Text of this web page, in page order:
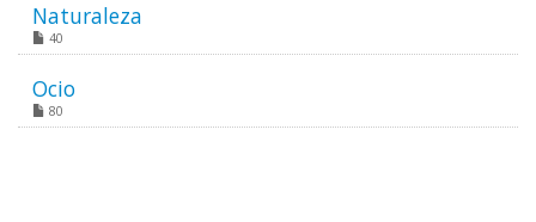
Naturaleza
40
Ocio
80